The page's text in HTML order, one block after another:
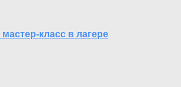
класс в лагере